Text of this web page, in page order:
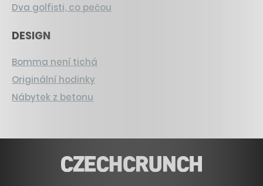
Dva golfisti, co pečou
DESIGN
Bomma není tichá
Originální hodinky
Nábytek z betonu